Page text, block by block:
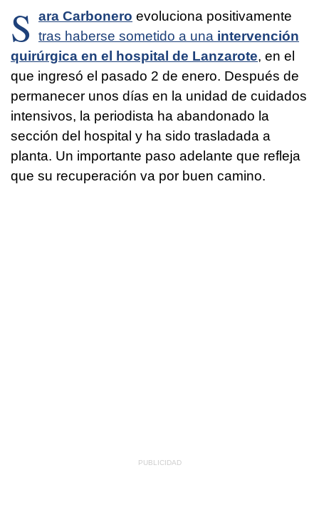
S ara Carbonero evoluciona positivamente
tras haberse sometido a una intervención
quirúrgica en el hospital de Lanzarote, en el
que ingresó el pasado 2 de enero. Después de
permanecer unos días en la unidad de cuidados
intensivos, la periodista ha abandonado la
sección del hospital y ha sido trasladada a
planta. Un importante paso adelante que refleja
que su recuperación va por buen camino.